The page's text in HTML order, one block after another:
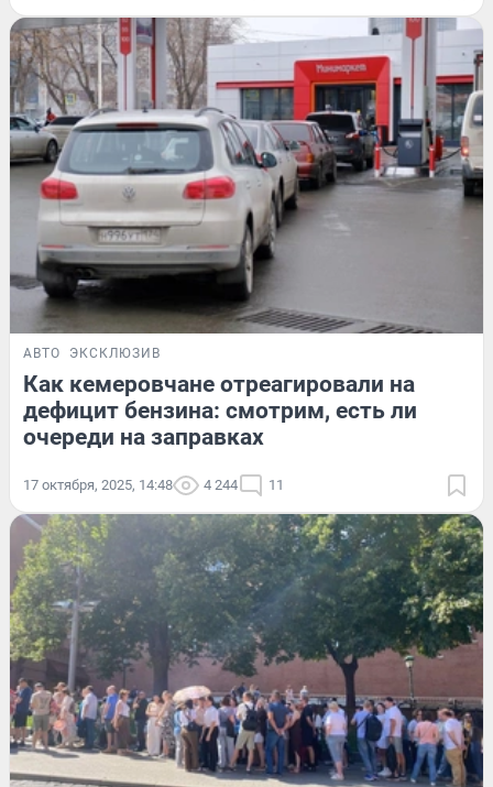
АВТО ЭКСКЛЮЗИВ
Как кемеровчане отреагировали на
дефицит бензина: смотрим, есть ли
очереди на заправках
17 октября, 2025, 14:48 4 244 11